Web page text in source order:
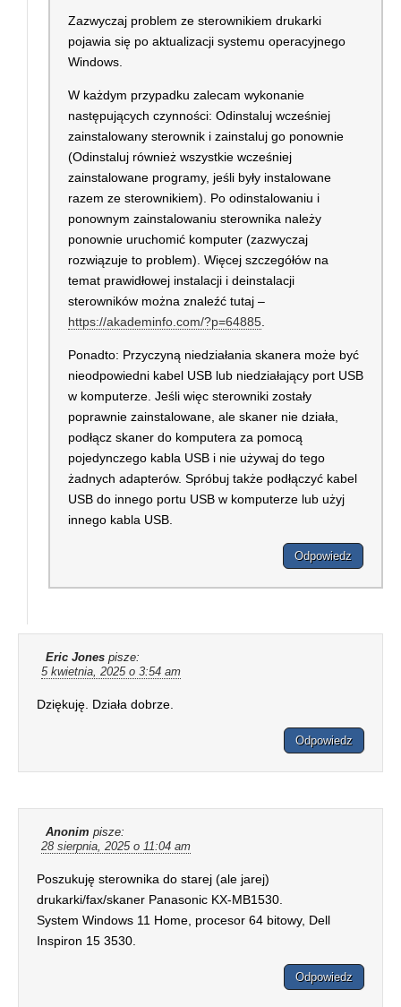
Zazwyczaj problem ze sterownikiem drukarki
pojawia się po aktualizacji systemu operacyjnego
Windows.
W każdym przypadku zalecam wykonanie
następujących czynności: Odinstaluj wcześniej
zainstalowany sterownik i zainstaluj go ponownie
(Odinstaluj również wszystkie wcześniej
zainstalowane programy, jeśli były instalowane
razem ze sterownikiem). Po odinstalowaniu i
ponownym zainstalowaniu sterownika należy
ponownie uruchomić komputer (zazwyczaj
rozwiązuje to problem). Więcej szczegółów na
temat prawidłowej instalacji i deinstalacji
sterowników można znaleźć tutaj –
https://akademinfo.com/?p=64885
Ponadto: Przyczyną niedziałania skanera może być
nieodpowiedni kabel USB lub niedziałający port USB
w komputerze. Jeśli więc sterowniki zostały
poprawnie zainstalowane, ale skaner nie działa,
podłącz skaner do komputera za pomocą
pojedynczego kabla USB i nie używaj do tego
żadnych adapterów. Spróbuj także podłączyć kabel
USB do innego portu USB w komputerze lub użyj
innego kabla USB.
Odpowiedz
Eric Jones pisze:
5 kwietnia, 2025 o 3:54 am
Dziękuję. Działa dobrze.
Odpowiedz
Anonim pisze:
28 sierpnia, 2025 o 11:04 am
Poszukuję sterownika do starej (ale jarej)
drukarki/fax/skaner Panasonic KX-MB1530.
System Windows 11 Home, procesor 64 bitowy, Dell
Inspiron 15 3530.
Odpowiedz